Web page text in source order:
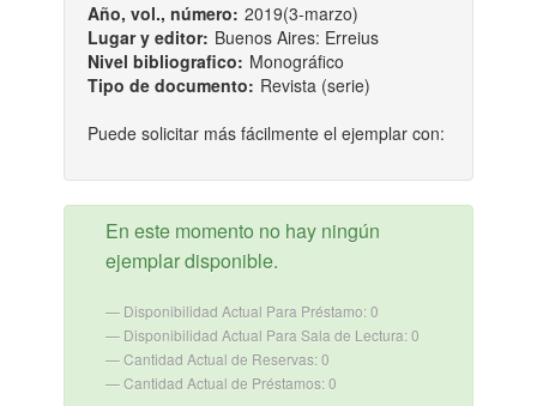
Año, vol., número: 2019(3-marzo)
Lugar y editor: Buenos Aires: Erreius
Nivel bibliografico: Monográfico
Tipo de documento: Revista (serie)
Puede solicitar más fácilmente el ejemplar con:
En este momento no hay ningún
ejemplar disponible.
Disponibilidad Actual Para Préstamo: 0
Disponibilidad Actual Para Sala de Lectura: 0
Cantidad Actual de Reservas: 0
Cantidad Actual de Préstamos: 0